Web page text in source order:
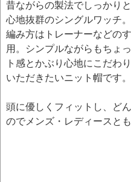
昔ながらの製法でしっかり
心地抜群のシングルワッチ。
編み方はトレーナーなどの
用。シンプルながらもちょ
ト感とかぶり心地にこだわ
いただきたいニット帽です。
頭に優しくフィットし、ど
のでメンズ・レディースと